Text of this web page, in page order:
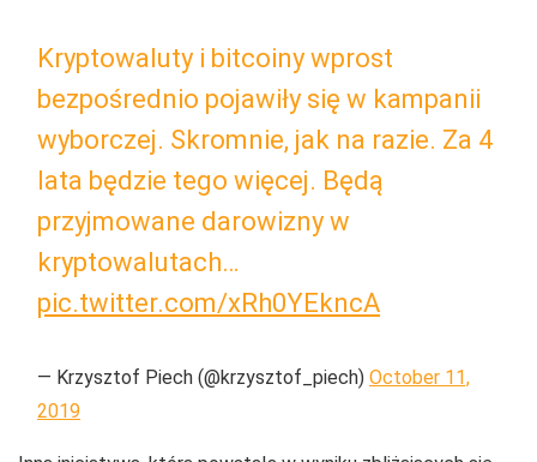
Kryptowaluty i bitcoiny wprost
bezpośrednio pojawiły się w kampanii
wyborczej. Skromnie, jak na razie. Za 4
lata będzie tego więcej. Będą
przyjmowane darowizny w
kryptowalutach…
pic.twitter.com/xRh0YEkncA
— Krzysztof Piech (@krzysztof_piech) October 11,
2019